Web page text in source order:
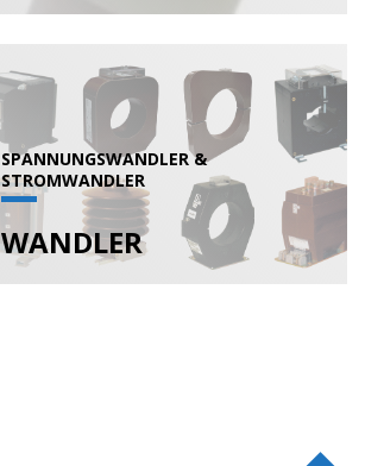
SPANNUNGSWANDLER &
STROMWANDLER
WANDLER